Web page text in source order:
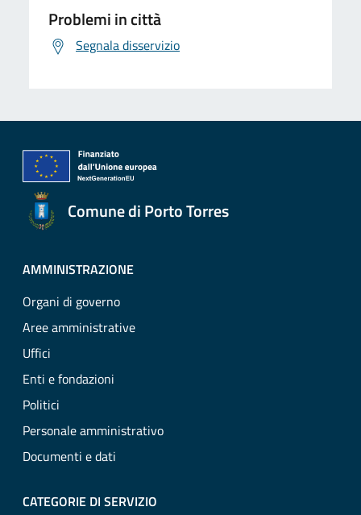
Problemi in città
Segnala disservizio
Comune di Porto Torres
AMMINISTRAZIONE
Organi di governo
Aree amministrative
Uffici
Enti e fondazioni
Politici
Personale amministrativo
Documenti e dati
CATEGORIE DI SERVIZIO